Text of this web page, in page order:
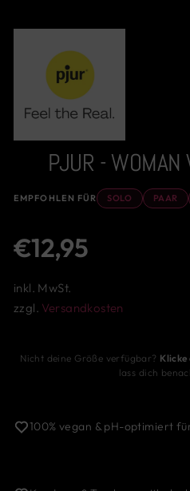
PJUR -
EMPFOHLEN FÜR SOLO PAAR
€12,95
inkl. MwSt.
zzgl. Versandkosten
Nicht deine Größe verfügbar? Klicke
lass dich
100% vegan & pH-optimiert